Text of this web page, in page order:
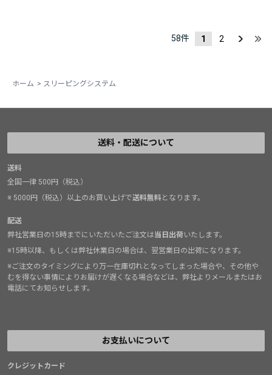
58件 1 2
ホーム > スリーピングシステム
送料・配送について
送料
全国一律 500円（税込）
※ 5000円（税込）以上のお買い上げで送料無料となります。
配送
弊社営業日の15時までにいただいたご注文は当日出荷いたします。
※15時以降、もしくは弊社休業日の場合は、翌営業日の出荷になります。
※ご注文のタイミングにより万一在庫切れとなってしまった場合や、その他や
むを得ない事情によりお届けが遅くなる場合などは、弊社よりメールまたはお
電話にてお知らせします。
お支払いについて
クレジットカード